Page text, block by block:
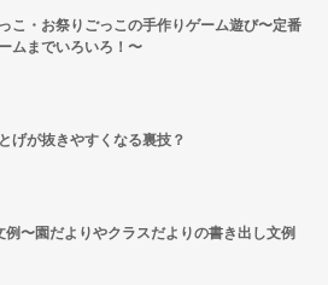
こ・お祭りごっこの手作りゲーム遊び〜定番
ムまでいろいろ！〜
げが抜きやすくなる裏技？
例〜園だよりやクラスだよりの書き出し文例